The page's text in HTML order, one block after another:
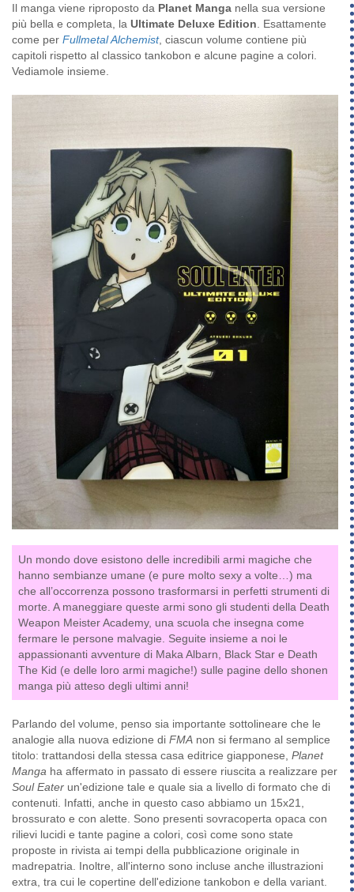
Il manga viene riproposto da Planet Manga nella sua versione
più bella e completa, la Ultimate Deluxe Edition. Esattamente
come per Fullmetal Alchemist, ciascun volume contiene più
capitoli rispetto al classico tankobon e alcune pagine a colori.
Vediamole insieme.
Un mondo dove esistono delle incredibili armi magiche che
hanno sembianze umane (e pure molto sexy a volte…) ma
che all’occorrenza possono trasformarsi in perfetti strumenti di
morte. A maneggiare queste armi sono gli studenti della Death
Weapon Meister Academy, una scuola che insegna come
fermare le persone malvagie. Seguite insieme a noi le
appassionanti avventure di Maka Albarn, Black Star e Death
The Kid (e delle loro armi magiche!) sulle pagine dello shonen
manga più atteso degli ultimi anni!
Parlando del volume, penso sia importante sottolineare che le
analogie alla nuova edizione di FMA non si fermano al semplice
titolo: trattandosi della stessa casa editrice giapponese, Planet
Manga ha affermato in passato di essere riuscita a realizzare per
Soul Eater un'edizione tale e quale sia a livello di formato che di
contenuti. Infatti, anche in questo caso abbiamo un 15x21,
brossurato e con alette. Sono presenti sovracoperta opaca con
rilievi lucidi e tante pagine a colori, così come sono state
proposte in rivista ai tempi della pubblicazione originale in
madrepatria. Inoltre, all'interno sono incluse anche illustrazioni
extra, tra cui le copertine dell'edizione tankobon e della variant.